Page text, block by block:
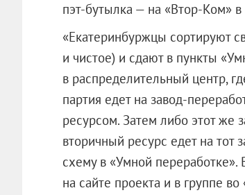
пэт-бутылка — на «Втор-Ком»
«Екатеринбуржцы сортируют
и чистое) и сдают в пункты
в распределительный центр,
партия едет на завод-
ресурсом. Затем либо этот же
вторичный ресурс едет на тот
схему в «Умной
на сайте проекта и в группе